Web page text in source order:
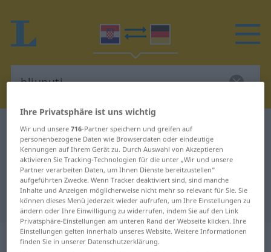
Kroatisch-Deutsch Wörterbuch bljunuti
Kroatisch-Deutsch Übersetzung für
"bljunuti"
"bljunuti" Deutsch Übersetzung
„bljunuti“
Ihre Privatsphäre ist uns wichtig
Wir und unsere716-Partner speichern und greifen auf
personenbezogene Daten wie Browserdaten oder eindeutige
Kennungen auf Ihrem Gerät zu. Durch Auswahl von Akzeptieren
aktivieren Sie Tracking-Technologien für die unter „Wir und unsere
Partner verarbeiten Daten, um Ihnen Dienste bereitzustellen“
aufgeführten Zwecke. Wenn Tracker deaktiviert sind, sind manche
Inhalte und Anzeigen möglicherweise nicht mehr so relevant für Sie. Sie
können dieses Menü jederzeit wieder aufrufen, um Ihre Einstellungen zu
ändern oder Ihre Einwilligung zu widerrufen, indem Sie auf den Link
Privatsphäre-Einstellungen am unteren Rand der Webseite klicken. Ihre
Einstellungen gelten innerhalb unseres Website. Weitere Informationen
finden Sie in unserer Datenschutzerklärung.